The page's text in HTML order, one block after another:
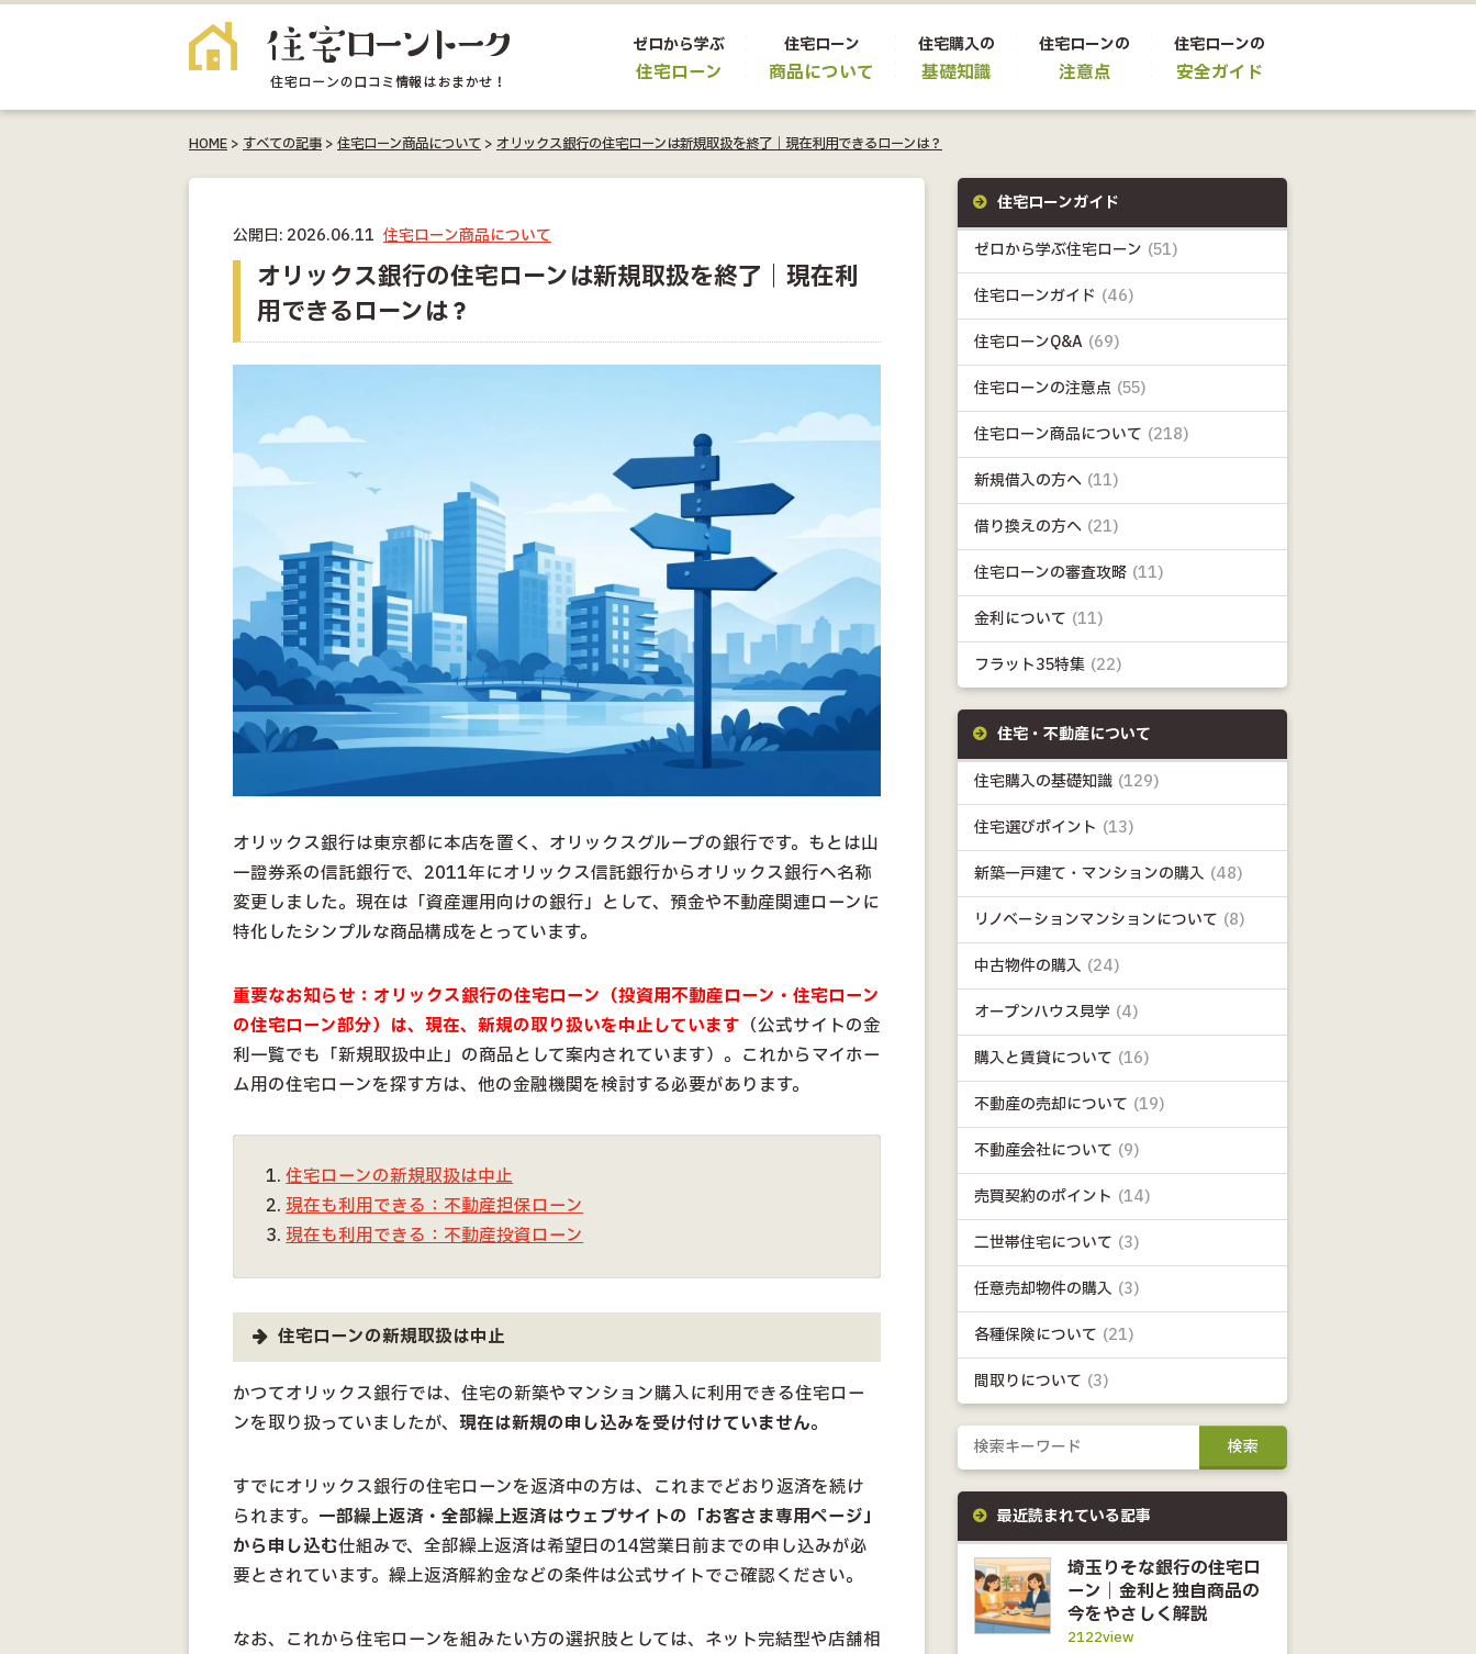
ゼロから学ぶ
住宅ローン
住宅ローン
商品について
住宅購入の
基礎知識
住宅ローンの
注意点
住宅ローンの
安全ガイド
HOME > すべての記事 > 住宅ローン商品について > オリックス銀行の住宅ローンは新規取扱を終了｜現在利用できるローンは？
公開日: 2026.06.11 住宅ローン商品について
オリックス銀行の住宅ローンは新規取扱を終了｜現在利
用できるローンは？
オリックス銀行は東京都に本店を置く、オリックスグループの銀行です。もとは山
一證券系の信託銀行で、2011年にオリックス信託銀行からオリックス銀行へ名称
変更しました。現在は「資産運用向けの銀行」として、預金や不動産関連ローンに
特化したシンプルな商品構成をとっています。
重要なお知らせ：オリックス銀行の住宅ローン（投資用不動産ローン・住宅ローン
の住宅ローン部分）は、現在、新規の取り扱いを中止しています （公式サイトの金
利一覧でも「新規取扱中止」の商品として案内されています）。これからマイホー
ム用の住宅ローンを探す方は、他の金融機関を検討する必要があります。
住宅ローンの新規取扱は中止
現在も利用できる：不動産担保ローン
現在も利用できる：不動産投資ローン
住宅ローンの新規取扱は中止
かつてオリックス銀行では、住宅の新築やマンション購入に利用できる住宅ロー
ンを取り扱っていましたが、 現在は新規の申し込みを受け付けていません。
すでにオリックス銀行の住宅ローンを返済中の方は、これまでどおり返済を続け
られます。 一部繰上返済・全部繰上返済はウェブサイトの「お客さま専用ページ」
から申し込む仕組みで、全部繰上返済は希望日の14営業日前までの申し込みが必
要とされています。繰上返済解約金などの条件は公式サイトでご確認ください。
なお、これから住宅ローンを組みたい方の選択肢としては、ネット完結型や店舗相
住宅ローンガイド
ゼロから学ぶ住宅ローン (51)
住宅ローンガイド (46)
住宅ローンQ&A (69)
住宅ローンの注意点 (55)
住宅ローン商品について (218)
新規借入の方へ (11)
借り換えの方へ (21)
住宅ローンの審査攻略 (11)
金利について (11)
フラット35特集 (22)
住宅・不動産について
住宅購入の基礎知識 (129)
住宅選びポイント (13)
新築一戸建て・マンションの購入 (48)
リノベーションマンションについて (8)
中古物件の購入 (24)
オープンハウス見学 (4)
購入と賃貸について (16)
不動産の売却について (19)
不動産会社について (9)
売買契約のポイント (14)
二世帯住宅について (3)
任意売却物件の購入 (3)
各種保険について (21)
間取りについて (3)
最近読まれている記事
埼玉りそな銀行の住宅ロ
ーン｜金利と独自商品の
今をやさしく解説
2122view